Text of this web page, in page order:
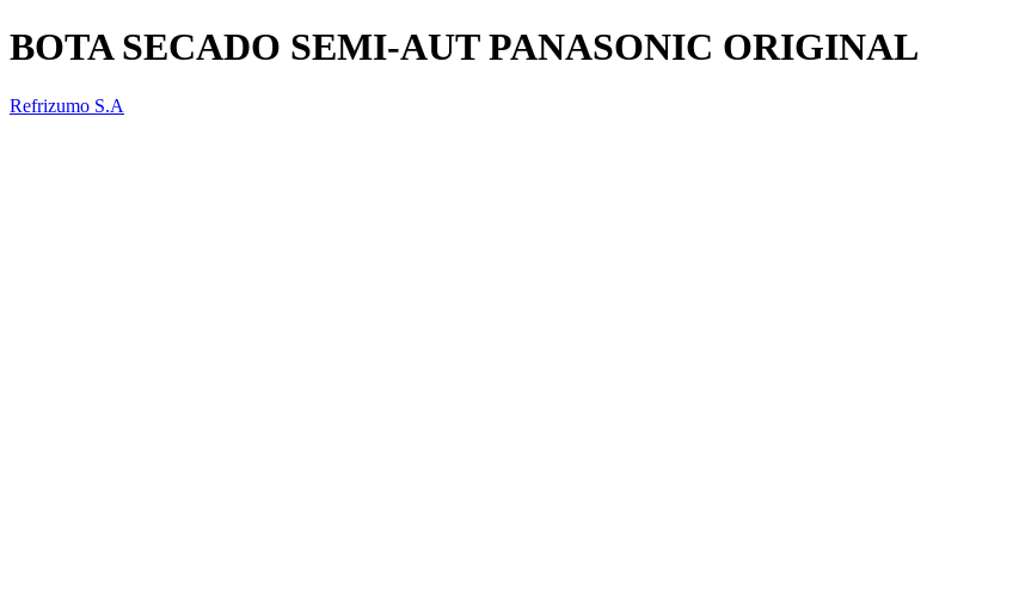
BOTA SECADO SEMI-AUT PANASONIC ORIGINAL
Refrizumo S.A